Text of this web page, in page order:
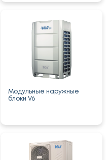
Модульные наружные
блоки V6